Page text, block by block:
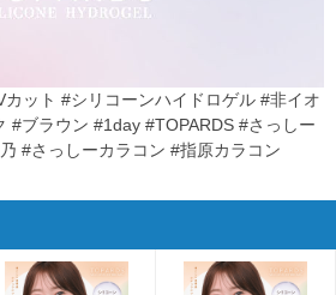
ット #シリコーンハイドロゲル #非イオ
#ブラウン #1day #TOPARDS #さっしー
#さっしーカラコン #指原カラコン